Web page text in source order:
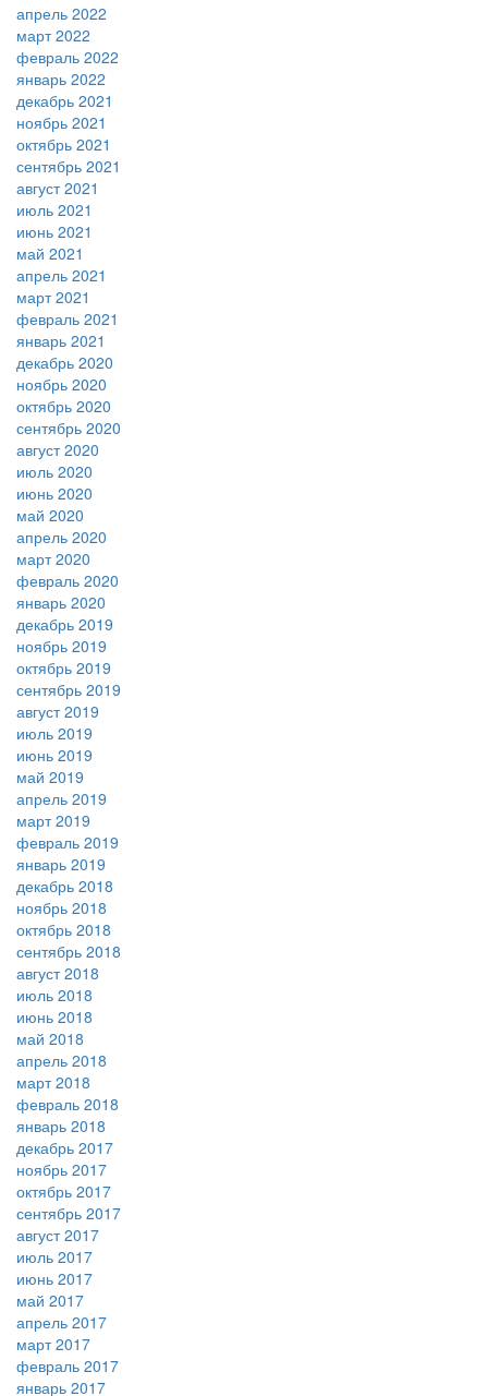
апрель 2022
март 2022
февраль 2022
январь 2022
декабрь 2021
ноябрь 2021
октябрь 2021
сентябрь 2021
август 2021
июль 2021
июнь 2021
май 2021
апрель 2021
март 2021
февраль 2021
январь 2021
декабрь 2020
ноябрь 2020
октябрь 2020
сентябрь 2020
август 2020
июль 2020
июнь 2020
май 2020
апрель 2020
март 2020
февраль 2020
январь 2020
декабрь 2019
ноябрь 2019
октябрь 2019
сентябрь 2019
август 2019
июль 2019
июнь 2019
май 2019
апрель 2019
март 2019
февраль 2019
январь 2019
декабрь 2018
ноябрь 2018
октябрь 2018
сентябрь 2018
август 2018
июль 2018
июнь 2018
май 2018
апрель 2018
март 2018
февраль 2018
январь 2018
декабрь 2017
ноябрь 2017
октябрь 2017
сентябрь 2017
август 2017
июль 2017
июнь 2017
май 2017
апрель 2017
март 2017
февраль 2017
январь 2017